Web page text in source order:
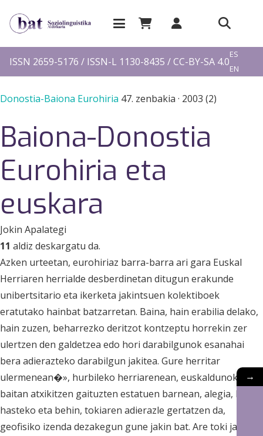
ISSN 2659-5176 / ISSN-L 1130-8435 / CC-BY-SA 4.0
ES
EN
Donostia-Baiona Eurohiria 47. zenbakia · 2003 (2)
Baiona-Donostia
Eurohiria eta
euskara
Jokin Apalategi
11 aldiz deskargatu da.
Azken urteetan, eurohiriaz barra-barra ari gara Euskal
Herriaren herrialde desberdinetan ditugun erakunde
unibertsitario eta ikerketa jakintsuen kolektiboek
eratutako hainbat batzarretan. Baina, hain erabilia delako,
hain zuzen, beharrezko deritzot kontzeptu horrekin zer
ulertzen den galdetzea edo hori darabilgunok esanahai
bera adierazteko darabilgun jakitea. Gure herritar
ulermenean�», hurbileko herriarenean, euskaldunok bere
baitan atxikitzen gaituzten estatuen barnean, alegia, hiria,
hasteko eta behin, tokiaren adierazle gertatzen da,
geofisiko izenda dezakegun gune jakin bat. Are toki jakin
→